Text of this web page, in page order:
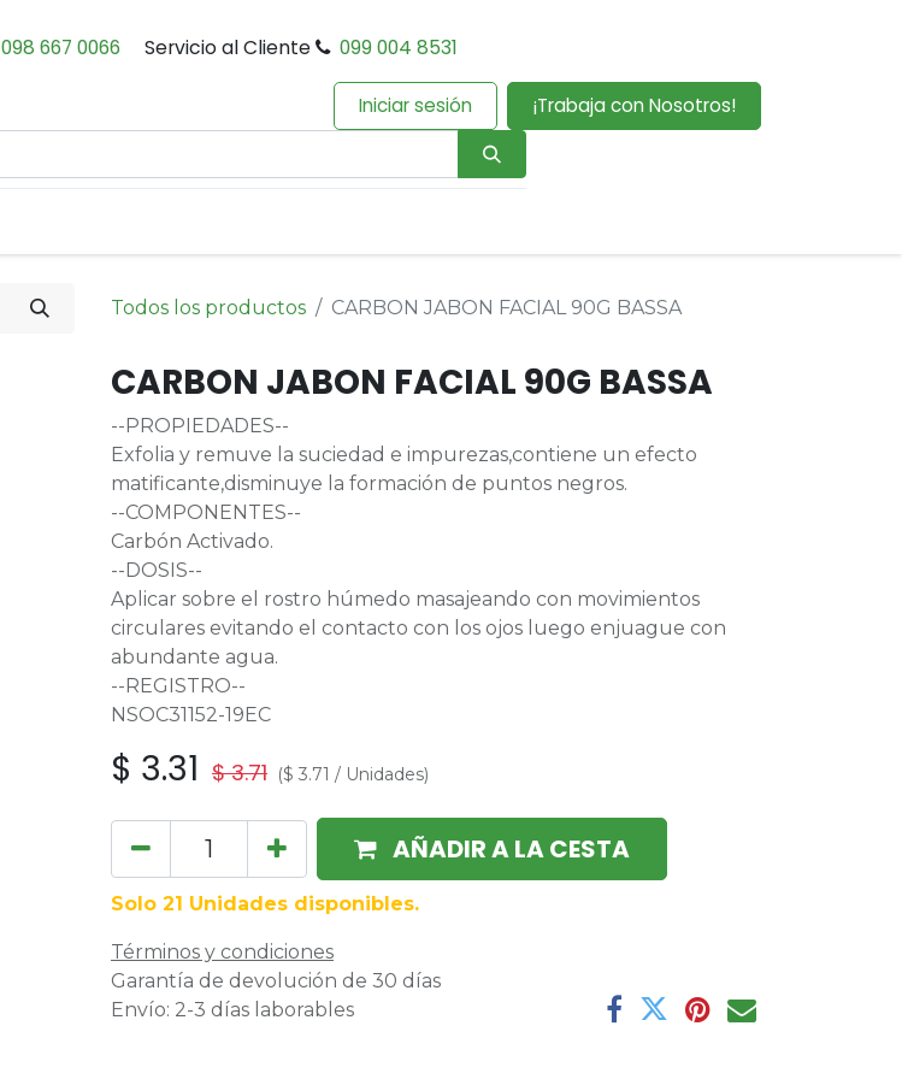
098 667 0066 Servicio al Cliente 099 004 8531
Iniciar sesión ¡Trabaja con Nosotros!
Todos los productos CARBON JABON FACIAL 90G BASSA
CARBON JABON FACIAL 90G BASSA
--PROPIEDADES--
Exfolia y remuve la suciedad e impurezas,contiene un efecto
matificante,disminuye la formación de puntos negros.
--COMPONENTES--
Carbón Activado.
--DOSIS--
Aplicar sobre el rostro húmedo masajeando con movimientos
circulares evitando el contacto con los ojos luego enjuague con
abundante agua.
--REGISTRO--
NSOC31152-19EC
$ 3.31 $3.71 ($ 3.71 / Unidades)
AÑADIR A LA CESTA
Solo 21 Unidades disponibles.
Términos y condiciones
Garantía de devolución de 30 días
Envío: 2-3 días laborables